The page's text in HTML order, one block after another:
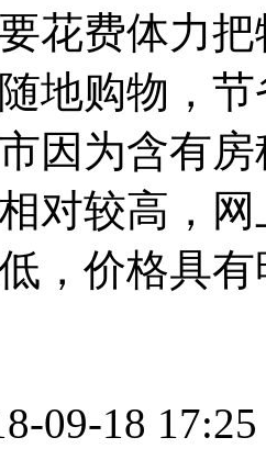
花费体力
地购物，
因为含有
对较高，
，价格具
09-18 17:25